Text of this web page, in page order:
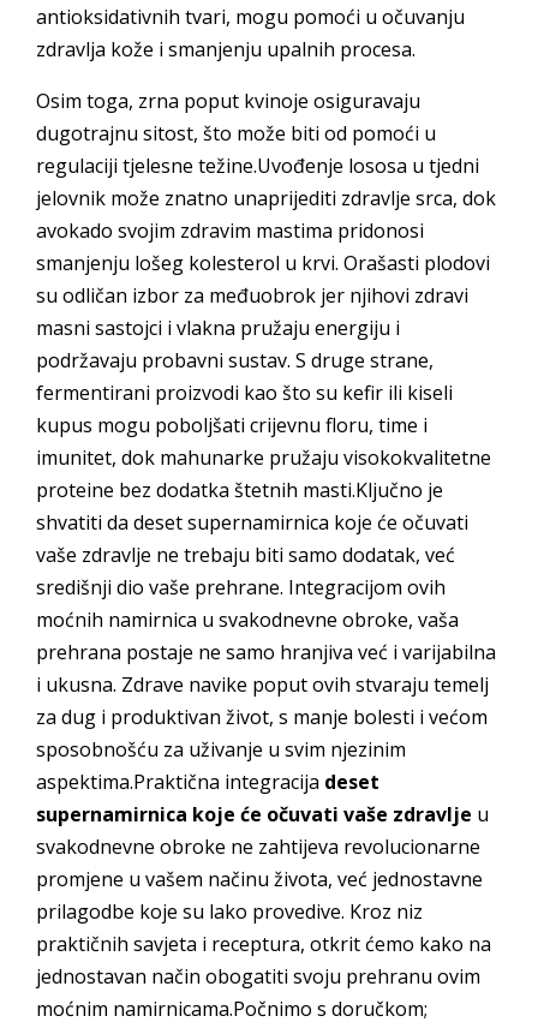
antioksidativnih tvari, mogu pomoći u očuvanju
zdravlja kože i smanjenju upalnih procesa.
Osim toga, zrna poput kvinoje osiguravaju
dugotrajnu sitost, što može biti od pomoći u
regulaciji tjelesne težine.Uvođenje lososa u tjedni
jelovnik može znatno unaprijediti zdravlje srca, dok
avokado svojim zdravim mastima pridonosi
smanjenju lošeg kolesterol u krvi. Orašasti plodovi
su odličan izbor za međuobrok jer njihovi zdravi
masni sastojci i vlakna pružaju energiju i
podržavaju probavni sustav. S druge strane,
fermentirani proizvodi kao što su kefir ili kiseli
kupus mogu poboljšati crijevnu floru, time i
imunitet, dok mahunarke pružaju visokokvalitetne
proteine bez dodatka štetnih masti.Ključno je
shvatiti da deset supernamirnica koje će očuvati
vaše zdravlje ne trebaju biti samo dodatak, već
središnji dio vaše prehrane. Integracijom ovih
moćnih namirnica u svakodnevne obroke, vaša
prehrana postaje ne samo hranjiva već i varijabilna
i ukusna. Zdrave navike poput ovih stvaraju temelj
za dug i produktivan život, s manje bolesti i većom
sposobnošću za uživanje u svim njezinim
aspektima.Praktična integracija deset
supernamirnica koje će očuvati vaše zdravlje u
svakodnevne obroke ne zahtijeva revolucionarne
promjene u vašem načinu života, već jednostavne
prilagodbe koje su lako provedive. Kroz niz
praktičnih savjeta i receptura, otkrit ćemo kako na
jednostavan način obogatiti svoju prehranu ovim
moćnim namirnicama.Počnimo s doručkom;